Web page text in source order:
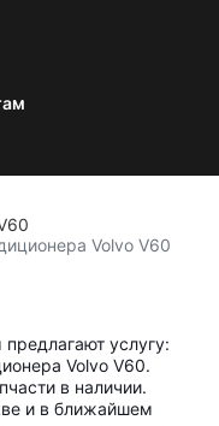
Volvo V60
услугу:
Volvo V60.
в наличии.
и в ближайшем